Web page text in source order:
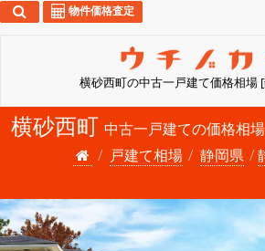
横砂西町の中古一戸建て価格相場
物件価格査定
横砂西町 中古一戸建ての価格相場
戸建て相場
静岡県